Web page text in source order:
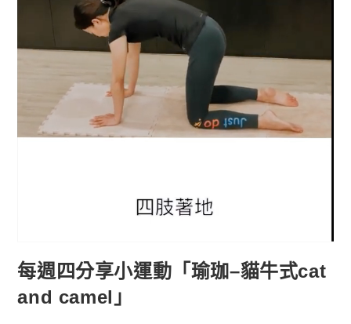
每週四分享小運動「瑜珈–貓牛式cat
and camel」